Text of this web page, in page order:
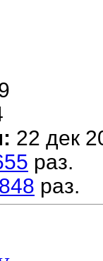
22 дек
раз.
848 раз.